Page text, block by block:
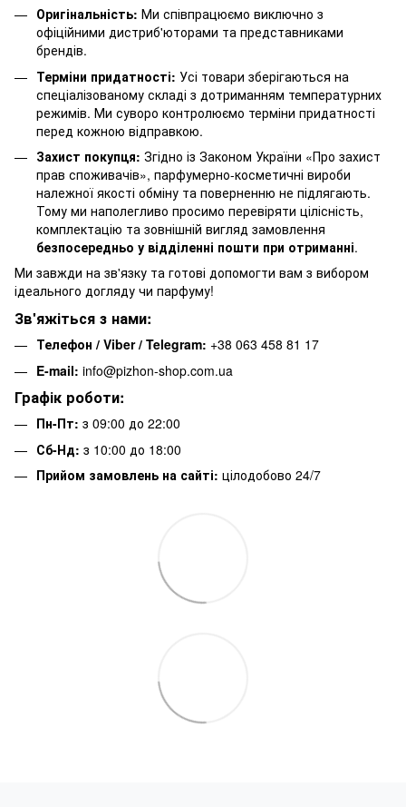
Оригінальність: Ми співпрацюємо виключно з
офіційними дистриб'юторами та представниками
брендів.
Терміни придатності: Усі товари зберігаються на
спеціалізованому складі з дотриманням температурних
режимів. Ми суворо контролюємо терміни придатності
перед кожною відправкою.
Захист покупця: Згідно із Законом України «Про захист
прав споживачів», парфумерно-косметичні вироби
належної якості обміну та поверненню не підлягають.
Тому ми наполегливо просимо перевіряти цілісність,
комплектацію та зовнішній вигляд замовлення
безпосередньо у відділенні пошти при отриманні.
Ми завжди на зв'язку та готові допомогти вам з вибором
ідеального догляду чи парфуму!
Зв'яжіться з нами:
Телефон / Viber / Telegram: +38 063 458 81 17
E-mail: info@pizhon-shop.com.ua
Графік роботи:
Пн-Пт: з 09:00 до 22:00
Сб-Нд: з 10:00 до 18:00
Прийом замовлень на сайті: цілодобово 24/7